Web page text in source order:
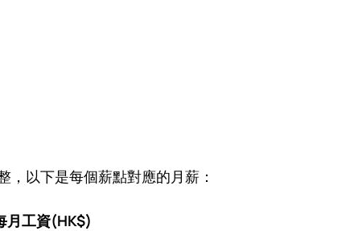
，以下是每個薪點對應的月薪：
月工資(HK$)